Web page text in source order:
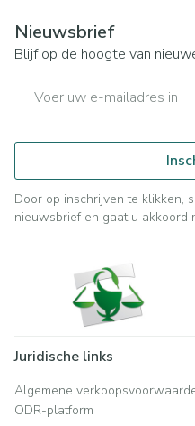
Nieuwsbrief
Blijf op de hoogte van
Door op inschrijven te klikken,
nieuwsbrief en gaat u akkoord
Juridische links
Algemene
ODR-platform